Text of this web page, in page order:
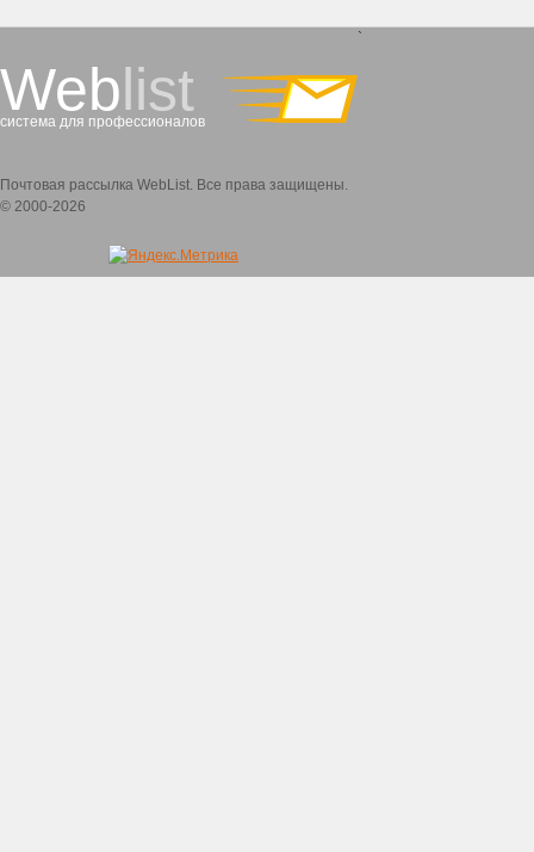
Weblist
система для профессионалов
`
Почтовая рассылка WebList. Все права защищены.
© 2000-2026